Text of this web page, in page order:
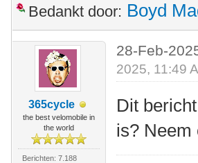
Bedankt door: Boyd
365cycle
the best velomobile in
the world
Berichten: 7.188
28-Feb-
2025, 11:49
Dit
is? Neem